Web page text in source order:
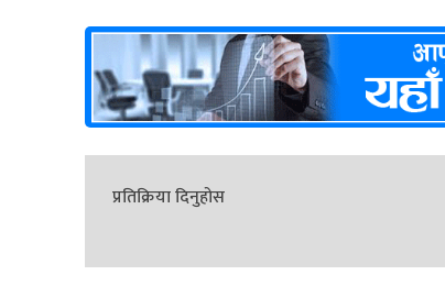
प्रतिक्रिया दिनुहोस